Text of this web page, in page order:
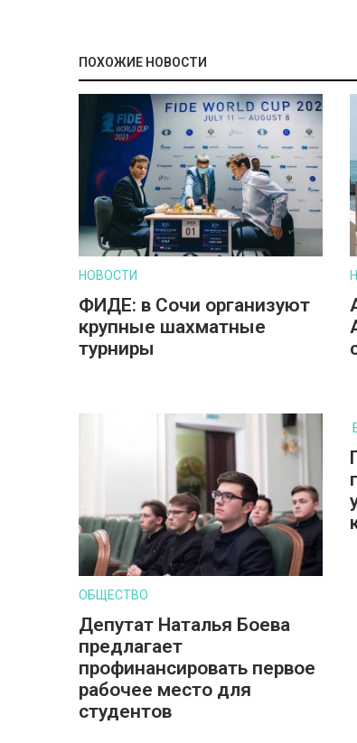
ПОХОЖИЕ НОВОСТИ
НОВОСТИ
ФИДЕ: в Сочи организуют
крупные шахматные
турниры
ОБЩЕСТВО
Депутат Наталья Боева
предлагает
профинансировать первое
рабочее место для
студентов